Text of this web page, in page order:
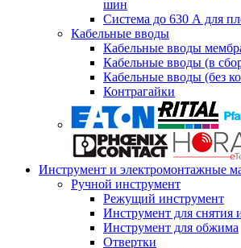
шин
Система до 630 А для
Кабельные вводы
Кабельные вводы
Кабельные вводы (в
Кабельные вводы (без
Контрагайки
Инструмент и электромонтажные
Ручной инструмент
Режущий инструмент
Инструмент для снятия
Инструмент для обжима
Отвертки